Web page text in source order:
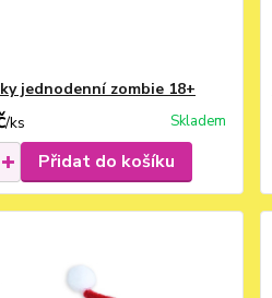
jednodenní zombie 18+
/ks Skladem
Přidat do košíku